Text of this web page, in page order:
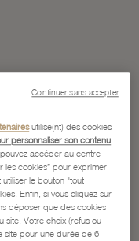
utilise(nt) des cookies
personnaliser son contenu
accéder au centre
les cookies” pour exprimer
utiliser le bouton "tout
Enfin, si vous cliquez sur
déposer que des cookies
site. Votre choix (refus ou
site pour une durée de 6
Continuer sans accepter